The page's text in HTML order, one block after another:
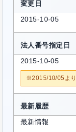
変更日
2015-10-05
法人番号指定日
2015-10-05
※2015/10/05より
最新履歴
最新情報